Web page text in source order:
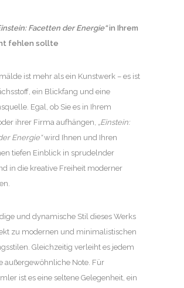
Facetten der Energie“in Ihrem
fehlen sollte
ist mehr als ein Kunstwerk – es ist
ein Blickfang und eine
Egal, ob Sie es in Ihrem
ihrer Firma aufhängen, „Einstein:
Energie“wird Ihnen und Ihren
tiefen Einblick in sprudelnder
in die kreative Freiheit moderner
und dynamische Stil dieses Werks
zu modernen und minimalistischen
Gleichzeitig verleiht es jedem
außergewöhnliche Note. Für
ist es eine seltene Gelegenheit, ein